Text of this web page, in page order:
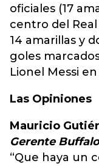
oficiales (17
centro del
14 amarillas y
goles
Lionel Messi
Las Opiniones
Mauricio
Gerente
“Que haya un